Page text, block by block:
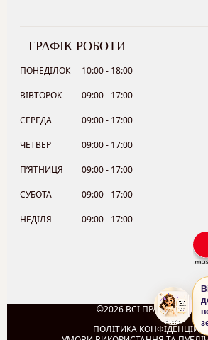
ГРАФІК РОБОТИ
ПОНЕДІЛОК 10:00 - 18:00
ВІВТОРОК 09:00 - 17:00
СЕРЕДА 09:00 - 17:00
ЧЕТВЕР 09:00 - 17:00
П’ЯТНИЦЯ 09:00 - 17:00
СУБОТА 09:00 - 17:00
НЕДІЛЯ 09:00 - 17:00
©2026 ВСІ ПРАВА
ПОЛІТИКА